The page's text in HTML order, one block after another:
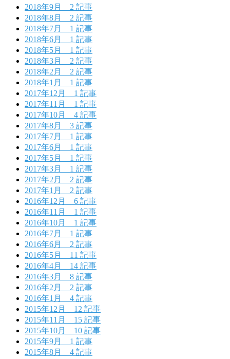
2018年9月 2 記事
2018年8月 2 記事
2018年7月 1 記事
2018年6月 1 記事
2018年5月 1 記事
2018年3月 2 記事
2018年2月 2 記事
2018年1月 1 記事
2017年12月 1 記事
2017年11月 1 記事
2017年10月 4 記事
2017年8月 3 記事
2017年7月 1 記事
2017年6月 1 記事
2017年5月 1 記事
2017年3月 1 記事
2017年2月 2 記事
2017年1月 2 記事
2016年12月 6 記事
2016年11月 1 記事
2016年10月 1 記事
2016年7月 1 記事
2016年6月 2 記事
2016年5月 11 記事
2016年4月 14 記事
2016年3月 8 記事
2016年2月 2 記事
2016年1月 4 記事
2015年12月 12 記事
2015年11月 15 記事
2015年10月 10 記事
2015年9月 1 記事
2015年8月 4 記事